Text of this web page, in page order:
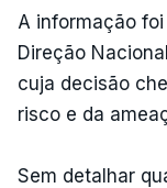
A informação
Direção
cuja decisão
risco e da
Sem detalhar